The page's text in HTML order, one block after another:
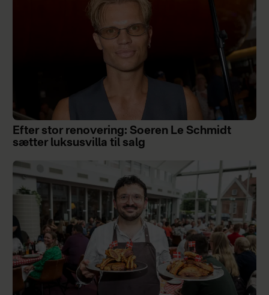
Efter stor renovering: Soeren Le Schmidt
sætter luksusvilla til salg